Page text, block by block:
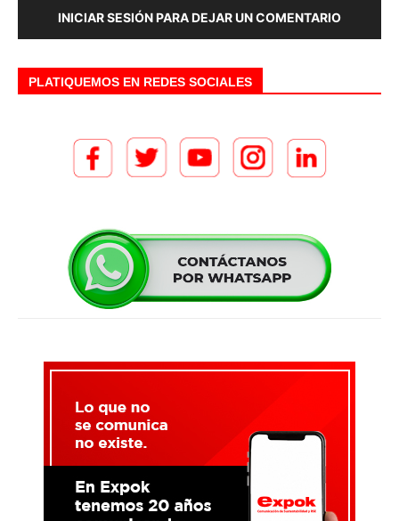
INICIAR SESIÓN PARA DEJAR UN COMENTARIO
PLATIQUEMOS EN REDES SOCIALES